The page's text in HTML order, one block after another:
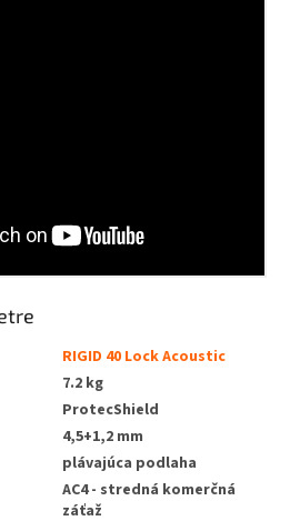
RIGID 40 Lock Acoustic
7.2 kg
ProtecShield
4,5+1,2 mm
plávajúca podlaha
AC4 - stredná komerčná
záťaž